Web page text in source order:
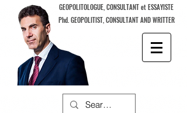
GEOPOLITOLOGUE, CONSULTANT et ESSAYISTE
Phd. GEOPOLITIST, CONSULTANT AND WRITTER